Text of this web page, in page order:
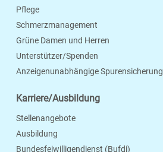
Pflege
Schmerzmanagement
Grüne Damen und Herren
Unterstützer/Spenden
Anzeigenunabhängige Spurensicherung
Karriere/Ausbildung
Stellenangebote
Ausbildung
Bundesfeiwilligendienst (Bufdi)